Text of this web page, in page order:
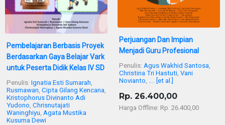
Pembelajaran Berbasis Proyek
Berdasarkan Gaya Belajar Vark
untuk Peserta Didik Kelas IV SD
Penulis: Ignatia Esti Sumarah,
Rusmawan, Cipta Gilang Kencana,
Kristophorus Divinanto Adi
Yudono, Chrisnutajati
Waninghiyu, Agata Mustika
Kusuma Dewi
Perjuangan Dan Impian
Menjadi Guru Profesional
Penulis: Agus Wakhid Santosa
Christina Tri Hastuti Vani
Novianto
.... [et al.]
Rp. 26.400,00
Harga Offline: Rp. 26.400,00